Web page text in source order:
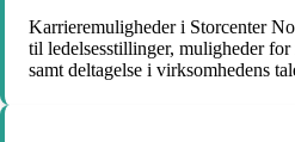
Karrieremuligheder i Storcenter
til ledelsesstillinger, muligheder
samt deltagelse i virksomhedens